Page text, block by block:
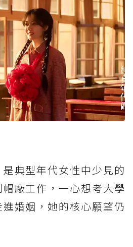
典型年代女性中少見的
廠工作，一心想考大學
婚姻，她的核心願望仍